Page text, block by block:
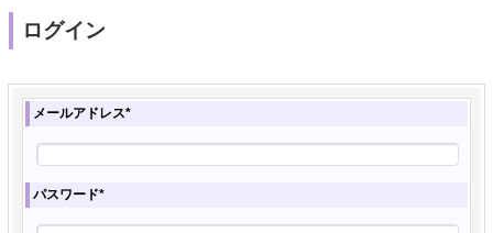
ログイン
メールアドレス*
パスワード*